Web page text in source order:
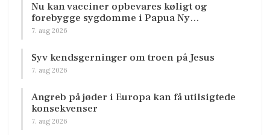
Nu kan vacciner opbevares køligt og
forebygge sygdomme i Papua Ny…
7. aug 2026
Syv kendsgerninger om troen på Jesus
7. aug 2026
Angreb på jøder i Europa kan få utilsigtede
konsekvenser
7. aug 2026